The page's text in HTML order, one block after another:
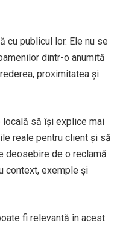
cu publicul lor. Ele nu se
dintr-o anumită
proximitatea și
locală să își explice mai
reale pentru client și să
deosebire de o reclamă
context, exemple și
fi relevantă în acest